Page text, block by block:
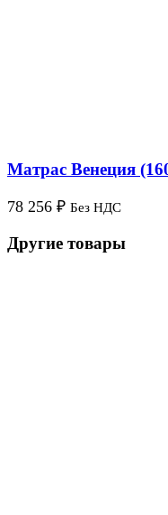
Матрас Венеция
78 256 ₽ Без НДС
Другие товары